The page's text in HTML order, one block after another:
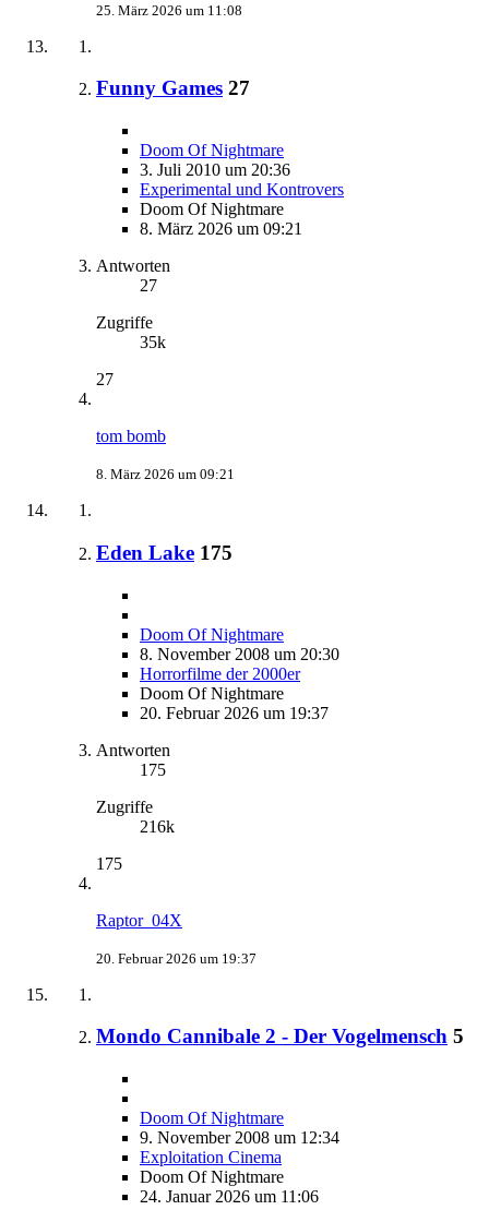
25. März 2026 um 11:08
Funny Games 27
Doom Of Nightmare
3. Juli 2010 um 20:36
Experimental und Kontrovers
Doom Of Nightmare
8. März 2026 um 09:21
Antworten
27
Zugriffe
35k
27
tom bomb
8. März 2026 um 09:21
Eden Lake 175
Doom Of Nightmare
8. November 2008 um 20:30
Horrorfilme der 2000er
Doom Of Nightmare
20. Februar 2026 um 19:37
Antworten
175
Zugriffe
216k
175
Raptor_04X
20. Februar 2026 um 19:37
Mondo Cannibale 2 - Der Vogelmensch 5
Doom Of Nightmare
9. November 2008 um 12:34
Exploitation Cinema
Doom Of Nightmare
24. Januar 2026 um 11:06